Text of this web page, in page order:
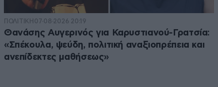
ΠΟΛΙΤΙΚΗ 07·08·2026 20:19
Θανάσης Αυγερινός για Καρυστιανού-Γρατσία:
«Σπέκουλα, ψεύδη, πολιτική αναξιοπρέπεια και
ανεπίδεκτες μαθήσεως»